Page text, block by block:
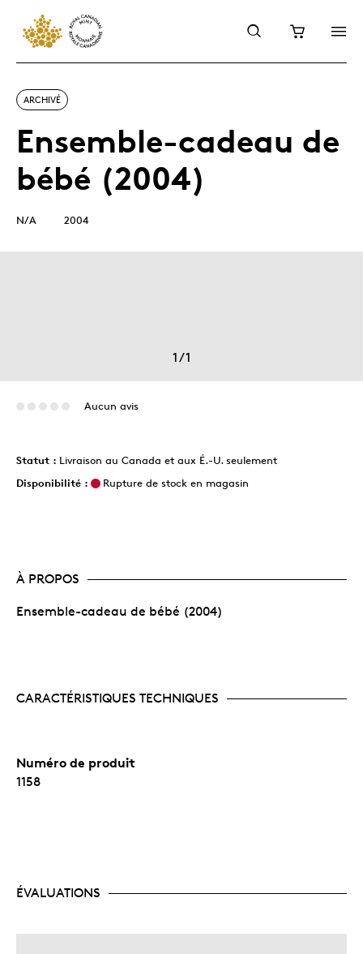
ARCHIVÉ
Ensemble-cadeau de
bébé (2004)
N/A 2004
1/1
Aucun avis
Statut : Livraison au Canada et aux É.-U. seulement
Disponibilité :
Rupture de stock en magasin
À PROPOS
Ensemble-cadeau de bébé (2004)
CARACTÉRISTIQUES TECHNIQUES
Numéro de produit
1158
ÉVALUATIONS